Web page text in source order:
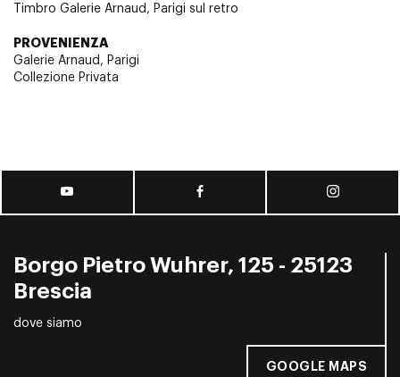
Timbro Galerie Arnaud, Parigi sul retro
PROVENIENZA
Galerie Arnaud, Parigi
Collezione Privata
Borgo Pietro Wuhrer, 125 - 25123
Brescia
dove siamo
GOOGLE MAPS